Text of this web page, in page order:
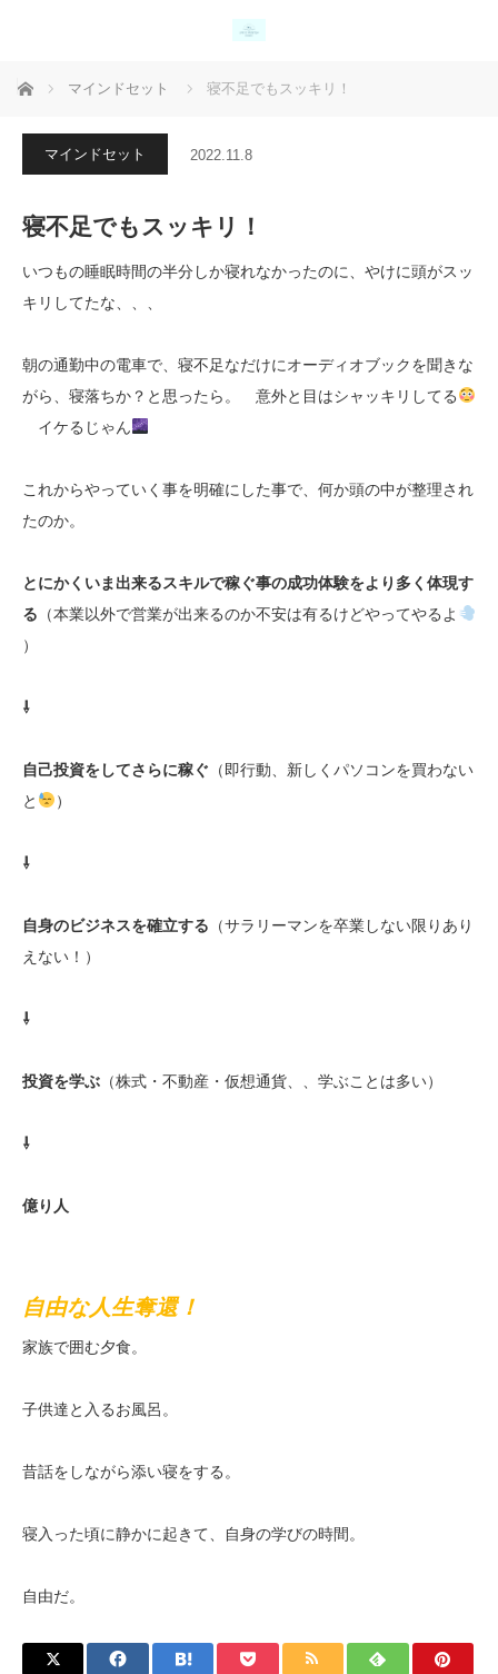
ホーム マインドセット 寝不足でもスッキリ！
マインドセット 2022.11.8
寝不足でもスッキリ！
いつもの睡眠時間の半分しか寝れなかったのに、やけに頭がスッ
キリしてたな、、、
朝の通勤中の電車で、寝不足なだけにオーディオブックを聞きな
がら、寝落ちか？と思ったら。 意外と目はシャッキリしてる
イケるじゃん
これからやっていく事を明確にした事で、何か頭の中が整理され
たのか。
とにかくいま出来るスキルで稼ぐ事の成功体験をより多く体現す
る （本業以外で営業が出来るのか不安は有るけどやってやるよ
）
⇩
自己投資をしてさらに稼ぐ （即行動、新しくパソコンを買わない
と
）
⇩
自身のビジネスを確立する （サラリーマンを卒業しない限りあり
えない！）
⇩
投資を学ぶ （株式・不動産・仮想通貨、、学ぶことは多い）
⇩
億り人
自由な人生奪還！
家族で囲む夕食。
子供達と入るお風呂。
昔話をしながら添い寝をする。
寝入った頃に静かに起きて、自身の学びの時間。
自由だ。